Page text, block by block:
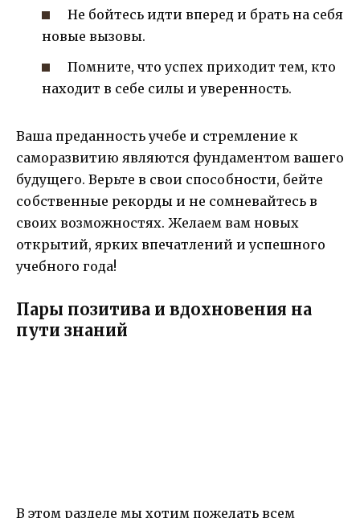
Не бойтесь идти вперед и брать на себя
новые вызовы.
Помните, что успех приходит тем, кто
находит в себе силы и уверенность.
Ваша преданность учебе и стремление к
саморазвитию являются фундаментом вашего
будущего. Верьте в свои способности, бейте
собственные рекорды и не сомневайтесь в
своих возможностях. Желаем вам новых
открытий, ярких впечатлений и успешного
учебного года!
Пары позитива и вдохновения на
пути знаний
В этом разделе мы хотим пожелать всем